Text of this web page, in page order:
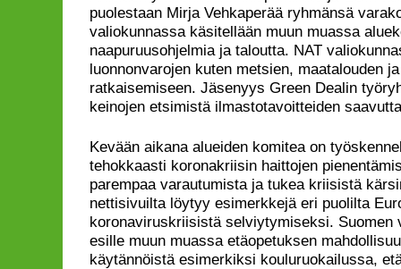
puolestaan Mirja Vehkaperää ryhmänsä
valiokunnassa käsitellään muun muassa
naapuruusohjelmia ja taloutta. NAT
luonnonvarojen kuten metsien, maatalouden
ratkaisemiseen. Jäsenyys Green Dealin
keinojen etsimistä ilmastotavoitteiden
Kevään aikana alueiden komitea on
tehokkaasti koronakriisin haittojen
parempaa varautumista ja tukea kriisistä
nettisivuilta löytyy esimerkkejä eri puolilta
koronaviruskriisistä selviytymiseksi. Suomen
esille muun muassa etäopetuksen
käytännöistä esimerkiksi kouluruokailussa,